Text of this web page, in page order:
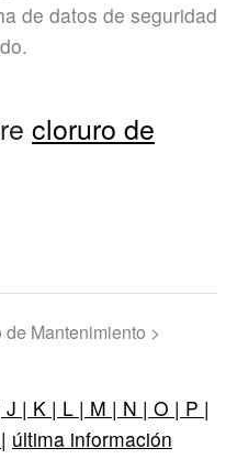
de datos de seguridad
cloruro de
Mantenimiento >
J | K | L | M | N | O | P |
última información